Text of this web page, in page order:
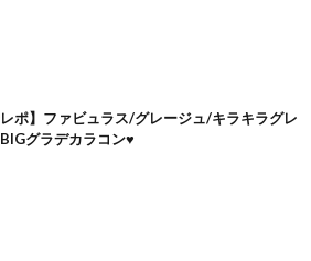
レポ】ファビュラス/グレージュ/キラキラグレ
グラデカラコン♥